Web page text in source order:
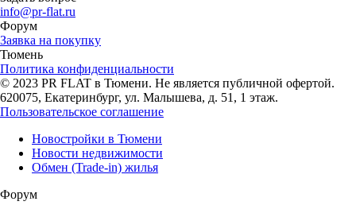
info@pr-flat.ru
Форум
Заявка на покупку
Тюмень
Политика конфиденциальности
© 2023 PR FLAT в Тюмени. Не является публичной офертой.
620075, Екатеринбург, ул. Малышева, д. 51, 1 этаж.
Пользовательское соглашение
Новостройки в Тюмени
Новости недвижимости
Обмен (Trade-in) жилья
Форум